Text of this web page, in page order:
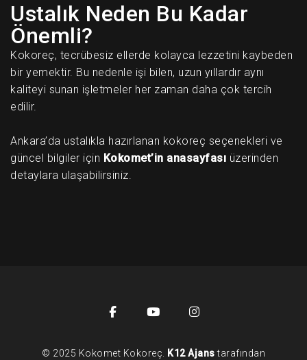
Ustalık Neden Bu Kadar
Önemli?
Kokoreç, tecrübesiz ellerde kolayca lezzetini kaybeden
bir yemektir. Bu nedenle işi bilen, uzun yıllardır aynı
kaliteyi sunan işletmeler her zaman daha çok tercih
edilir.
Ankara’da ustalıkla hazırlanan kokoreç seçenekleri ve
güncel bilgiler için Kokomet’in anasayfası üzerinden
detaylara ulaşabilirsiniz.
© 2025 Kokomet Kokoreç. K12 Ajanstarafından